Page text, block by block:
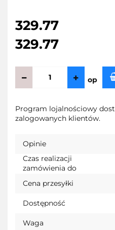
329.77
329.77
op
Program lojalnościowy
zalogowanych klientów.
Opinie
Czas realizacji
zamówienia do
Cena przesyłki
Dostępność
Waga